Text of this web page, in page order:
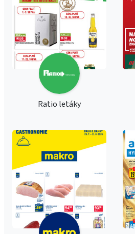
Ratio letáky